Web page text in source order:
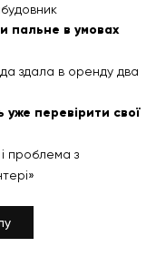
пальне в умовах
здала в оренду два
уже перевірити свої
проблема з